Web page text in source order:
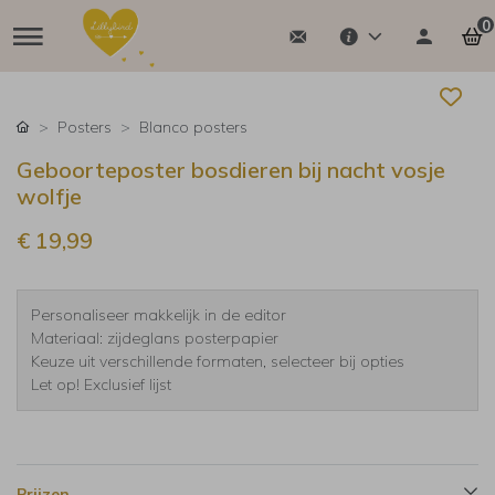
0
Posters Blanco posters
Geboorteposter bosdieren bij nacht vosje
wolfje
€ 19,99
Personaliseer makkelijk in de editor
Materiaal: zijdeglans posterpapier
Keuze uit verschillende formaten, selecteer bij opties
Let op! Exclusief lijst